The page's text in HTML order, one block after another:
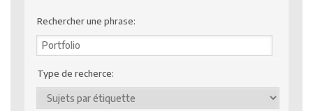
Rechercher une phrase:
Type de recherce: